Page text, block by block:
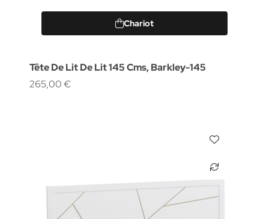
Chariot
Tête De Lit De Lit 145 Cms, Barkley-145
265,00 €